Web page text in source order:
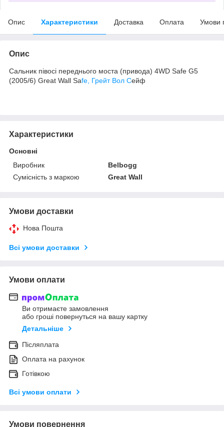
Опис Характеристики Доставка Оплата Умови
Опис
Сальник півосі переднього моста (привода) 4WD Safe G5
(2005/6) Great Wall Safe, Грейт Вол Сейф
Характеристики
Основні
Виробник
Belbogg
Сумісність з маркою
Great Wall
Умови доставки
Нова Пошта
Всі умови доставки
Умови оплати
Ви отримаєте замовлення
або гроші повернуться на вашу картку
Детальніше
Післяплата
Оплата на рахунок
Готівкою
Всі умови оплати
Умови повернення